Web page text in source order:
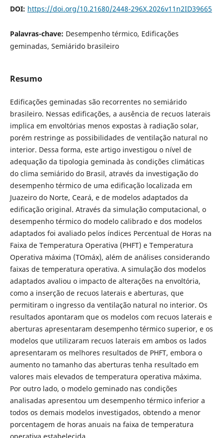
DOI: https://doi.org/10.21680/2448-296X.2026v11n2ID39665
Palavras-chave: Desempenho térmico, Edificações
geminadas, Semiárido brasileiro
Resumo
Edificações geminadas são recorrentes no semiárido
brasileiro. Nessas edificações, a ausência de recuos laterais
implica em envoltórias menos expostas à radiação solar,
porém restringe as possibilidades de ventilação natural no
interior. Dessa forma, este artigo investigou o nível de
adequação da tipologia geminada às condições climáticas
do clima semiárido do Brasil, através da investigação do
desempenho térmico de uma edificação localizada em
Juazeiro do Norte, Ceará, e de modelos adaptados da
edificação original. Através da simulação computacional, o
desempenho térmico do modelo calibrado e dos modelos
adaptados foi avaliado pelos índices Percentual de Horas na
Faixa de Temperatura Operativa (PHFT) e Temperatura
Operativa máxima (TOmáx), além de análises considerando
faixas de temperatura operativa. A simulação dos modelos
adaptados avaliou o impacto de alterações na envoltória,
como a inserção de recuos laterais e aberturas, que
permitiram o ingresso da ventilação natural no interior. Os
resultados apontaram que os modelos com recuos laterais e
aberturas apresentaram desempenho térmico superior, e os
modelos que utilizaram recuos laterais em ambos os lados
apresentaram os melhores resultados de PHFT, embora o
aumento no tamanho das aberturas tenha resultado em
valores mais elevados de temperatura operativa máxima.
Por outro lado, o modelo geminado nas condições
analisadas apresentou um desempenho térmico inferior a
todos os demais modelos investigados, obtendo a menor
porcentagem de horas anuais na faixa de temperatura